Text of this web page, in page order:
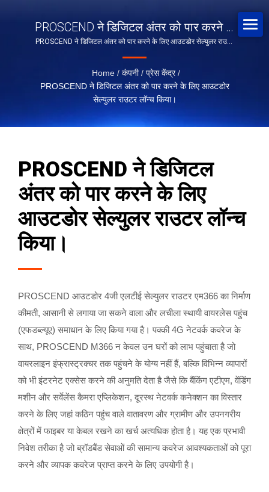
PROSCEND ने डिजिटल अंतर को पार करने के
लिए आउटडोर सेल्युलर राउटर लॉन्च किया।
PROSCEND ने डिजिटल अंतर को पार करने के लिए आउटडोर सेल्युलर राउटर
Home / कंपनी / प्रेस केंद्र /
PROSCEND ने डिजिटल अंतर को पार करने के लिए आउटडोर
सेल्युलर राउटर लॉन्च किया।
PROSCEND ने डिजिटल
अंतर को पार करने के लिए
आउटडोर सेल्युलर राउटर लॉन्च
किया।
PROSCEND आउटडोर 4जी एलटीई सेल्युलर राउटर एम366 का निर्माण
कीमती, आसानी से लगाया जा सकने वाला और लचीला स्थायी वायरलेस पहुंच
(एफडब्ल्यूए) समाधान के लिए किया गया है। पक्की 4G नेटवर्क कवरेज के
साथ, PROSCEND M366 न केवल उन घरों को लाभ पहुंचाता है जो
वायरलाइन इंफ्रास्ट्रक्चर तक पहुंचने के योग्य नहीं हैं, बल्कि विभिन्न व्यापारों
को भी इंटरनेट एक्सेस करने की अनुमति देता है जैसे कि बैंकिंग एटीएम, वेंडिंग
मशीन और सर्वेलेंस कैमरा एप्लिकेशन, दूरस्थ नेटवर्क कनेक्शन का विस्तार
करने के लिए जहां कठिन पहुंच वाले वातावरण और ग्रामीण और उपनगरीय
क्षेत्रों में फाइबर या केबल रखने का खर्च अत्यधिक होता है। यह एक प्रभावी
निवेश तरीका है जो ब्रॉडबैंड सेवाओं की सामान्य कवरेज आवश्यकताओं को पूरा
करने और व्यापक कवरेज प्राप्त करने के लिए उपयोगी है।